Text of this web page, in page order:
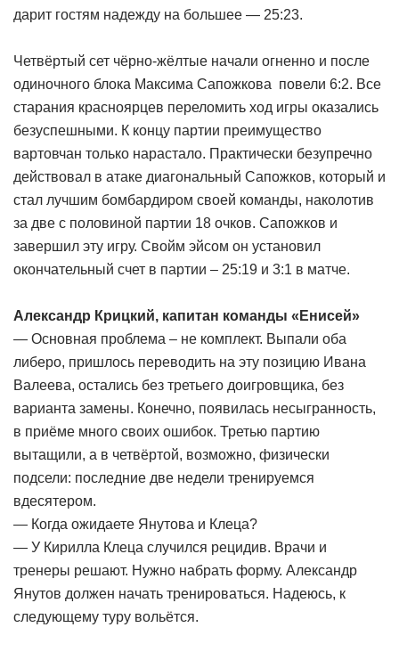
дарит гостям надежду на большее — 25:23.
Четвёртый сет чёрно-жёлтые начали огненно и после
одиночного блока Максима Сапожкова повели 6:2. Все
старания красноярцев переломить ход игры оказались
безуспешными. К концу партии преимущество
вартовчан только нарастало. Практически безупречно
действовал в атаке диагональный Сапожков, который и
стал лучшим бомбардиром своей команды, наколотив
за две с половиной партии 18 очков. Сапожков и
завершил эту игру. Свойм эйсом он установил
окончательный счет в партии – 25:19 и 3:1 в матче.
Александр Крицкий, капитан команды «Енисей»
— Основная проблема – не комплект. Выпали оба
либеро, пришлось переводить на эту позицию Ивана
Валеева, остались без третьего доигровщика, без
варианта замены. Конечно, появилась несыгранность,
в приёме много своих ошибок. Третью партию
вытащили, а в четвёртой, возможно, физически
подсели: последние две недели тренируемся
вдесятером.
— Когда ожидаете Янутова и Клеца?
— У Кирилла Клеца случился рецидив. Врачи и
тренеры решают. Нужно набрать форму. Александр
Янутов должен начать тренироваться. Надеюсь, к
следующему туру вольётся.